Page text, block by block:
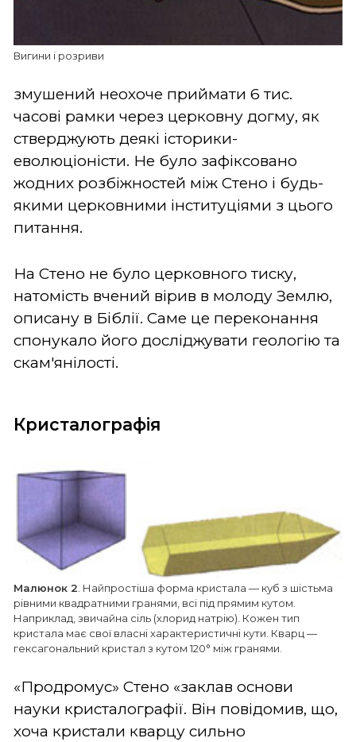
Вигини і розриви
змушений неохоче приймати 6 тис.
часові рамки через церковну догму, як
стверджують деякі історики-
еволюціоністи. Не було зафіксовано
жодних розбіжностей між Стено і будь-
якими церковними інституціями з цього
питання.
На Стено не було церковного тиску,
натомість вчений вірив в молоду Землю,
описану в Біблії. Саме це переконання
спонукало його досліджувати геологію та
скам'янілості.
Кристалографія
Малюнок 2. Найпростіша форма кристала — куб з шістьма
рівними квадратними гранями, всі під прямим кутом.
Наприклад, звичайна сіль (хлорид натрію). Кожен тип
кристала має свої власні характеристичні кути. Кварц —
гексагональний кристал з кутом 120° між гранями.
«Продромус» Стено «заклав основи
науки кристалографії. Він повідомив, що,
хоча кристали кварцу сильно